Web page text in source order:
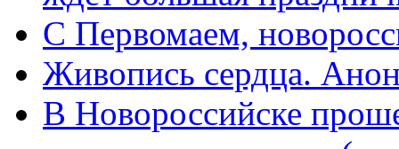
C Первомаем,
Живопись сердца.
В Новороссийске